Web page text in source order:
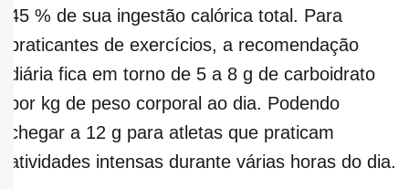
45 % de sua ingestão calórica total. Para
praticantes de exercícios, a recomendação
diária fica em torno de 5 a 8 g de carboidrato
por kg de peso corporal ao dia. Podendo
chegar a 12 g para atletas que praticam
atividades intensas durante várias horas do dia.